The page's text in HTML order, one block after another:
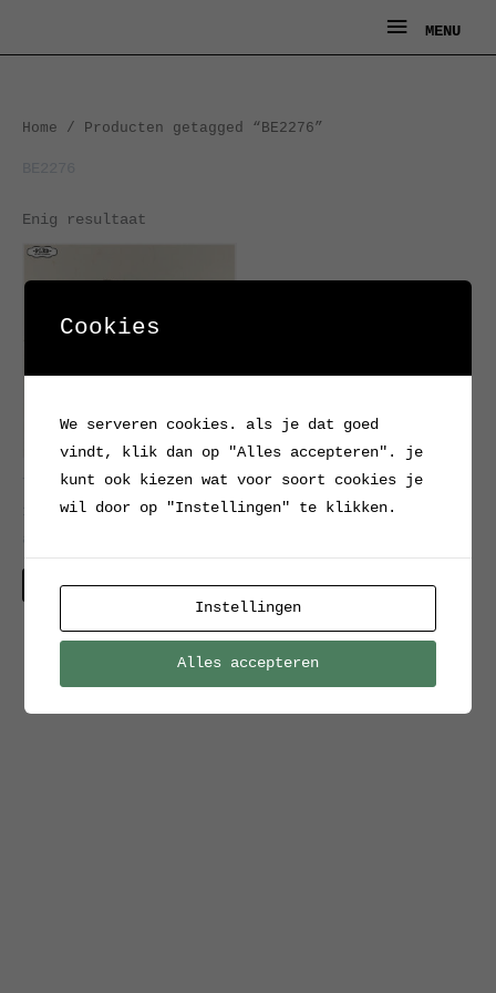
MENU
MENU
Home / Producten getagged “BE2276”
Enig resultaat
Tramp Art kistje uit
1918 met twee
Verkocht
Cookies
We serveren cookies. als je dat goed
vindt, klik dan op "Alles accepteren". je
kunt ook kiezen wat voor soort cookies je
wil door op "Instellingen" te klikken.
Instellingen
Alles accepteren